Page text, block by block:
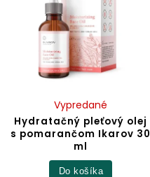
Hydratačný pleťový olej
s pomarančom Ikarov 30
ml
Vypredané
Do košíka